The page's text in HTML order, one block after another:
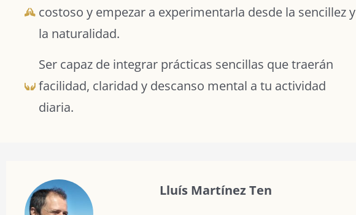
costoso y empezar a experimentarla desde la sencillez y
la naturalidad.
Ser capaz de integrar prácticas sencillas que traerán
facilidad, claridad y descanso mental a tu actividad
diaria.
Lluís Martínez Ten